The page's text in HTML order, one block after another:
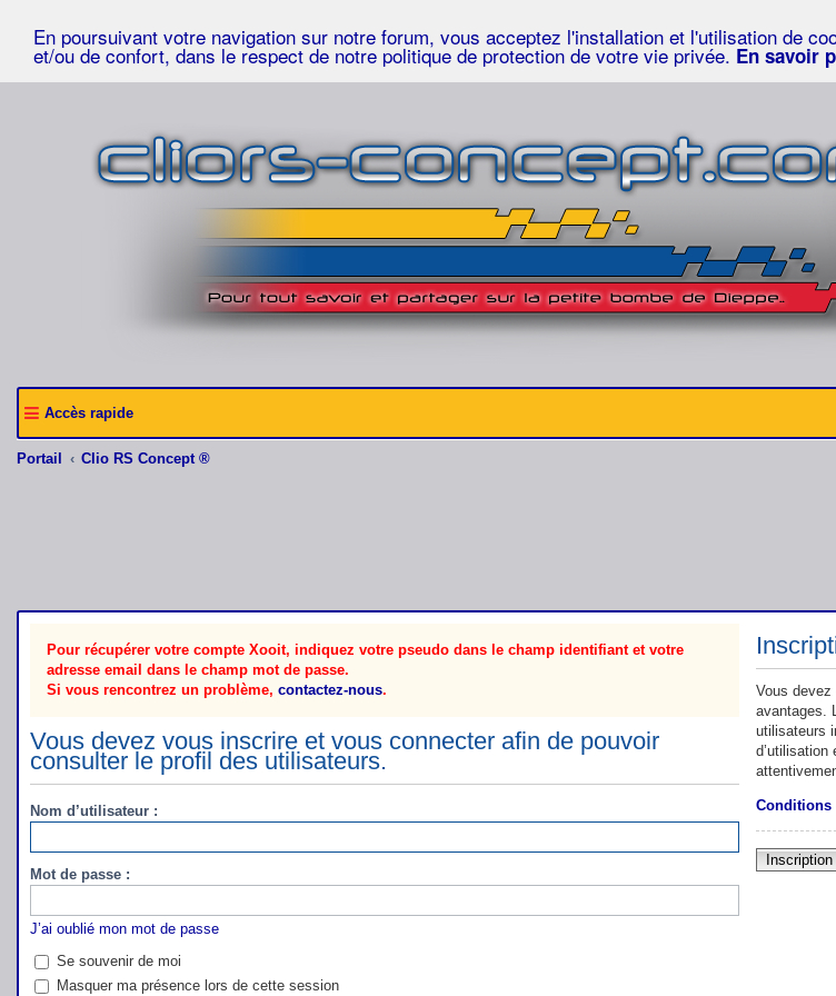
En poursuivant votre navigation sur notre forum, vous acceptez l'installation et l'utilisation de
et/ou de confort, dans le respect de notre politique de protection de votre vie privée. En savoir
Accès rapide
Portail Clio RS Concept ®
Pour récupérer votre compte Xooit, indiquez votre pseudo dans le champ identifiant et votre
adresse email dans le champ mot de passe.
Si vous rencontrez un problème, contactez-nous.
Vous devez vous inscrire et vous connecter afin de pouvoir
consulter le profil des utilisateurs.
Nom d’utilisateur :
Mot de passe :
J’ai oublié mon mot de passe
Se souvenir de moi
Masquer ma présence lors de cette session
Vous devez
avantages.
utilisateurs
Conditions
Inscription